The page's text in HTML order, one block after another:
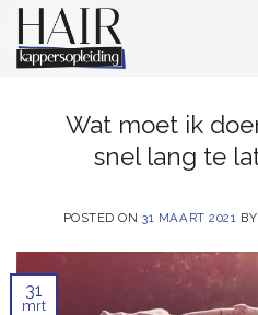
Skip
content
Wat moet ik
snel lang te
POSTED ON31 MAART 2021 BY
31
mrt